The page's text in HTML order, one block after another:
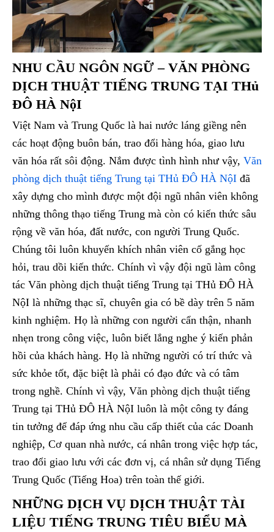
NHU CẦU NGÔN NGỮ – VĂN PHÒNG
DỊCH THUẬT TIẾNG TRUNG TẠI THủ
ĐÔ HÀ NộI
Việt Nam và Trung Quốc là hai nước láng giềng nên
các hoạt động buôn bán, trao đổi hàng hóa, giao lưu
văn hóa rất sôi động. Nắm được tình hình như vậy, Văn
phòng dịch thuật tiếng Trung tại THủ ĐÔ HÀ NộI đã
xây dựng cho mình được một đội ngũ nhân viên không
những thông thạo tiếng Trung mà còn có kiến thức sâu
rộng về văn hóa, đất nước, con người Trung Quốc.
Chúng tôi luôn khuyến khích nhân viên cố gắng học
hỏi, trau dồi kiến thức. Chính vì vậy đội ngũ làm công
tác Văn phòng dịch thuật tiếng Trung tại THủ ĐÔ HÀ
NộI là những thạc sĩ, chuyên gia có bề dày trên 5 năm
kinh nghiệm. Họ là những con người cẩn thận, nhanh
nhẹn trong công việc, luôn biết lắng nghe ý kiến phản
hồi của khách hàng. Họ là những người có trí thức và
sức khỏe tốt, đặc biệt là phải có đạo đức và có tâm
trong nghề. Chính vì vậy, Văn phòng dịch thuật tiếng
Trung tại THủ ĐÔ HÀ NộI luôn là một công ty đáng
tin tưởng để đáp ứng nhu cầu cấp thiết của các Doanh
nghiệp, Cơ quan nhà nước, cá nhân trong việc hợp tác,
trao đổi giao lưu với các đơn vị, cá nhân sử dụng Tiếng
Trung Quốc (Tiếng Hoa) trên toàn thế giới.
NHỮNG DỊCH VỤ DỊCH THUẬT TÀI
LIỆU TIẾNG TRUNG TIÊU BIỂU MÀ